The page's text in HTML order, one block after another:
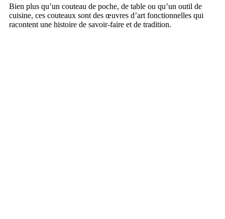
Bien plus qu’un couteau de poche, de table ou qu’un outil de
cuisine, ces couteaux sont des œuvres d’art fonctionnelles qui
racontent une histoire de savoir-faire et de tradition.